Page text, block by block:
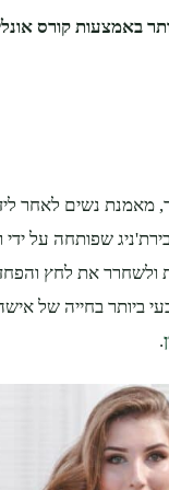
באמצעות קורס
מאמנת נשים לאחר
שפותחה על ידי
ולשחרר את לחץ
ביותר בחייה של
.